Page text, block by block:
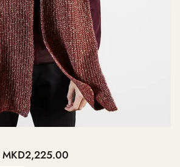
MKD2,225.00